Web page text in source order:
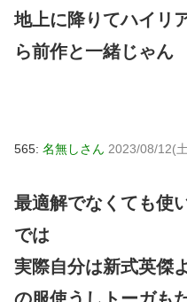
地上に降りてハイリ
ら前作と一緒じゃん
565: 名無しさん 2023/08/12(
最適解でなくても使
では
実際自分は新式英傑